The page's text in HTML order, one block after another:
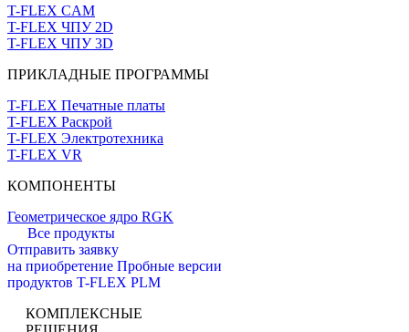
T-FLEX CAM
T-FLEX ЧПУ 2D
T-FLEX ЧПУ 3D
ПРИКЛАДНЫЕ ПРОГРАММЫ
T-FLEX Печатные платы
T-FLEX Раскрой
T-FLEX Электротехника
T-FLEX VR
КОМПОНЕНТЫ
Геометрическое ядро RGK
Все продукты
Отправить заявку
на приобретение Пробные версии
продуктов T-FLEX PLM
КОМПЛЕКСНЫЕ